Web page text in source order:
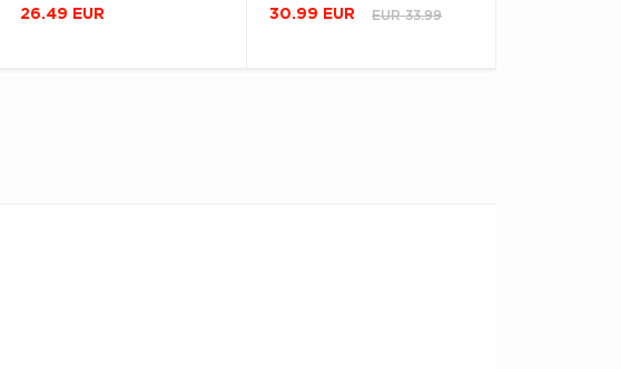
26.49 EUR
30.99 EUR
EUR 33.99